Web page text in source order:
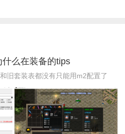
么在装备的tips
旧套装表都没有只能用m2配置了